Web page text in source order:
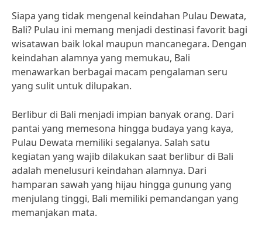
Siapa yang tidak mengenal keindahan Pulau Dewata,
Bali? Pulau ini memang menjadi destinasi favorit bagi
wisatawan baik lokal maupun mancanegara. Dengan
keindahan alamnya yang memukau, Bali
menawarkan berbagai macam pengalaman seru
yang sulit untuk dilupakan.
Berlibur di Bali menjadi impian banyak orang. Dari
pantai yang memesona hingga budaya yang kaya,
Pulau Dewata memiliki segalanya. Salah satu
kegiatan yang wajib dilakukan saat berlibur di Bali
adalah menelusuri keindahan alamnya. Dari
hamparan sawah yang hijau hingga gunung yang
menjulang tinggi, Bali memiliki pemandangan yang
memanjakan mata.